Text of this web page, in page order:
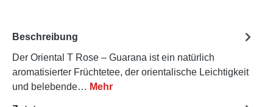
Beschreibung
Der Oriental T Rose – Guarana ist ein natürlich
aromatisierter Früchtetee, der orientalische Leichtigkeit
und belebende… Mehr